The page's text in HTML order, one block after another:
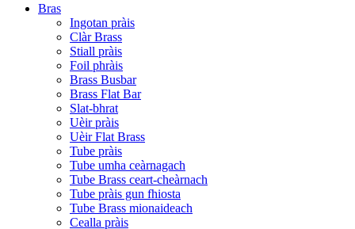
Bras
Ingotan pràis
Clàr Brass
Stiall pràis
Foil phràis
Brass Busbar
Brass Flat Bar
Slat-bhrat
Uèir pràis
Uèir Flat Brass
Tube pràis
Tube umha ceàrnagach
Tube Brass ceart-cheàrnach
Tube pràis gun fhiosta
Tube Brass mionaideach
Cealla pràis